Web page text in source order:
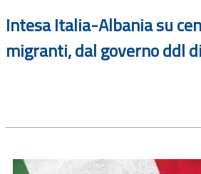
Intesa Italia-Albania su
migranti, dal governo ddl